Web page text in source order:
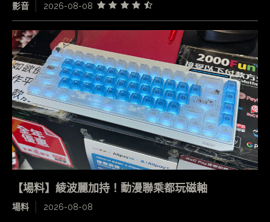
影音 2026-08-08
【場料】綾波麗加持！動漫聯乘都玩磁軸
場料 2026-08-08